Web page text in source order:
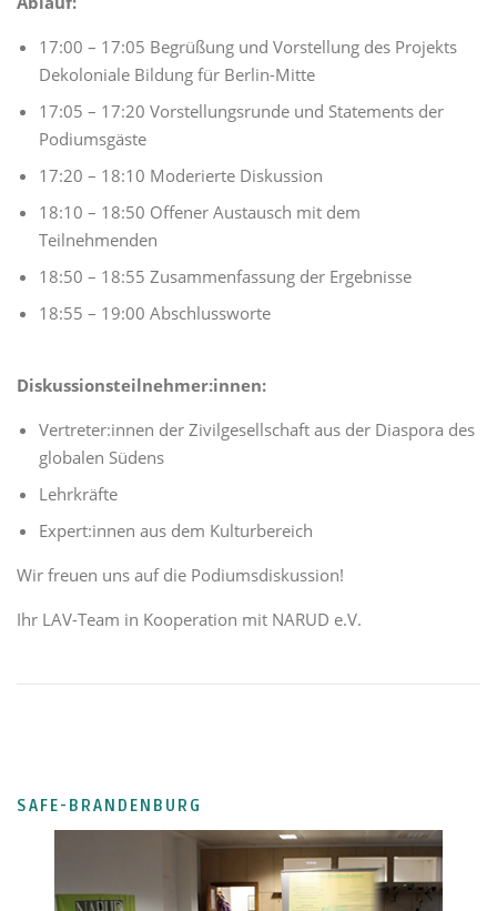
17:00 – 17:05 Begrüßung und Vorstellung des Projekts
Dekoloniale Bildung für Berlin-Mitte
17:05 – 17:20 Vorstellungsrunde und Statements der
Podiumsgäste
17:20 – 18:10 Moderierte Diskussion
18:10 – 18:50 Offener Austausch mit dem
Teilnehmenden
18:50 – 18:55 Zusammenfassung der Ergebnisse
18:55 – 19:00 Abschlussworte
Diskussionsteilnehmer:innen:
Vertreter:innen der Zivilgesellschaft aus der Diaspora des
globalen Südens
Lehrkräfte
Expert:innen aus dem Kulturbereich
Wir freuen uns auf die Podiumsdiskussion!
Ihr LAV-Team in Kooperation mit NARUD e.V.
SAFE-BRANDENBURG